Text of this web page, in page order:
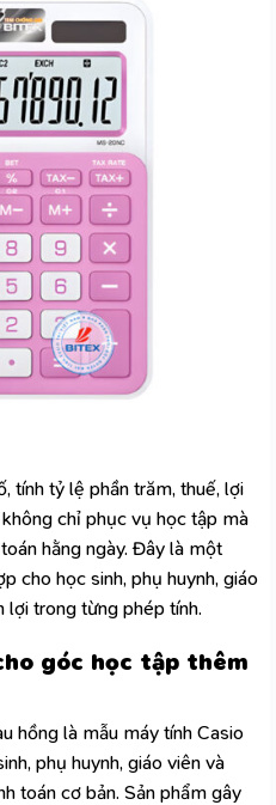
tính tỷ lệ phần trăm, thuế, lợi
chỉ phục vụ học tập mà
hằng ngày. Đây là một
cho học sinh, phụ huynh, giáo
lợi trong từng phép tính.
góc học tập thêm
hồng là mẫu máy tính Casio
phụ huynh, giáo viên và
toán cơ bản. Sản phẩm gây